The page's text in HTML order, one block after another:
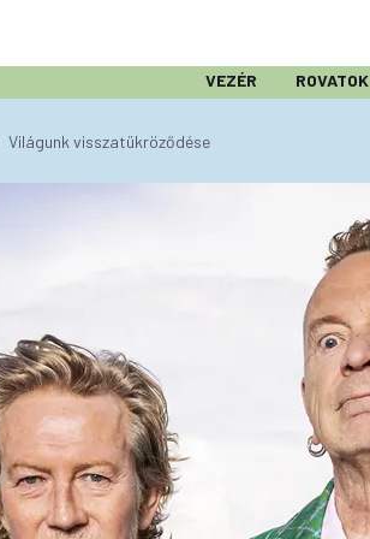
VEZÉR ROVATOK
Világunk visszatükröződése